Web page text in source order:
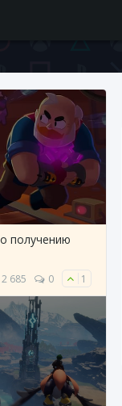
получению
2 685 0 1